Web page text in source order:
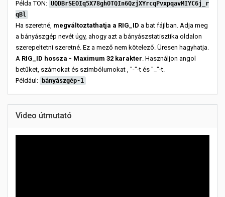
Példa TON: UQDBrSEOIq5X78ghOTQIn6QzjXYrcqPvxpqavMIYC6j_r
qBl
Ha szeretné, megváltoztathatja a RIG_ID a bat fájlban. Adja meg
a bányászgép nevét úgy, ahogy azt a bányászstatisztika oldalon
szerepeltetni szeretné. Ez a mező nem kötelező. Üresen hagyhatja.
A RIG_ID hossza - Maximum 32 karakter. Használjon angol
betűket, számokat és szimbólumokat , "-"-t és "_"-t.
Például:
bányászgép-1
Video útmutató